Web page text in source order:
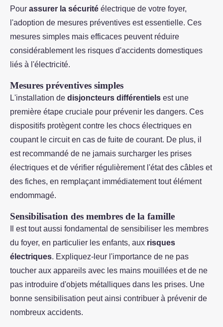
Pour assurer la sécurité électrique de votre foyer,
l'adoption de mesures préventives est essentielle. Ces
mesures simples mais efficaces peuvent réduire
considérablement les risques d'accidents domestiques
liés à l'électricité.
Mesures préventives simples
L'installation de disjoncteurs différentiels est une
première étape cruciale pour prévenir les dangers. Ces
dispositifs protègent contre les chocs électriques en
coupant le circuit en cas de fuite de courant. De plus, il
est recommandé de ne jamais surcharger les prises
électriques et de vérifier régulièrement l'état des câbles et
des fiches, en remplaçant immédiatement tout élément
endommagé.
Sensibilisation des membres de la famille
Il est tout aussi fondamental de sensibiliser les membres
du foyer, en particulier les enfants, aux risques
électriques. Expliquez-leur l'importance de ne pas
toucher aux appareils avec les mains mouillées et de ne
pas introduire d'objets métalliques dans les prises. Une
bonne sensibilisation peut ainsi contribuer à prévenir de
nombreux accidents.